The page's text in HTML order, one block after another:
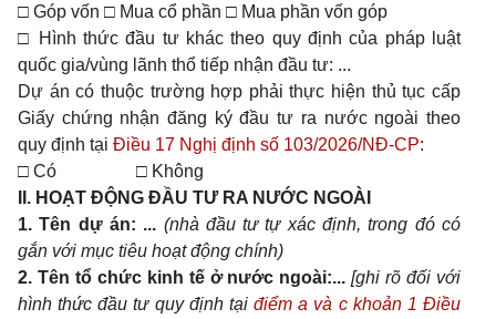
□ Góp vốn □ Mua cổ phần □ Mua phần vốn góp
□ Hình thức đầu tư khác theo quy định của pháp luật
quốc gia/vùng lãnh thổ tiếp nhận đầu tư: ...
Dự án có thuộc trường hợp phải thực hiện thủ tục cấp
Giấy chứng nhận đăng ký đầu tư ra nước ngoài theo
quy định tại Điều 17 Nghị định số 103/2026/NĐ-CP:
□ Có □ Không
II. HOẠT ĐỘNG ĐẦU TƯ RA NƯỚC NGOÀI
1. Tên dự án: ... (nhà đầu tư tự xác định, trong đó có
gắn với mục tiêu hoạt động chính)
2. Tên tổ chức kinh tế ở nước ngoài:...[ghi rõ đối với
hình thức đầu tư quy định tạiđiểm a và c khoản 1 Điều